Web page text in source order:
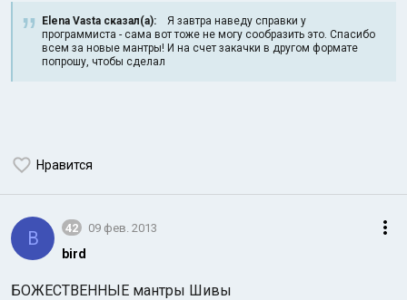
Elena Vasta сказал(а): Я завтра наведу справки у
программиста - сама вот тоже не могу сообразить это. Спасибо
всем за новые мантры! И на счет закачки в другом формате
попрошу, чтобы сделал
Нравится
B 42 09 фев. 2013
bird
БОЖЕСТВЕННЫЕ мантры Шивы